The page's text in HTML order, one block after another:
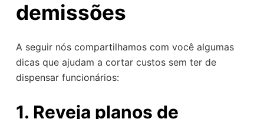
demissões
A seguir nós compartilhamos com você algumas
dicas que ajudam a cortar custos sem ter de
dispensar funcionários:
1. Reveja planos de